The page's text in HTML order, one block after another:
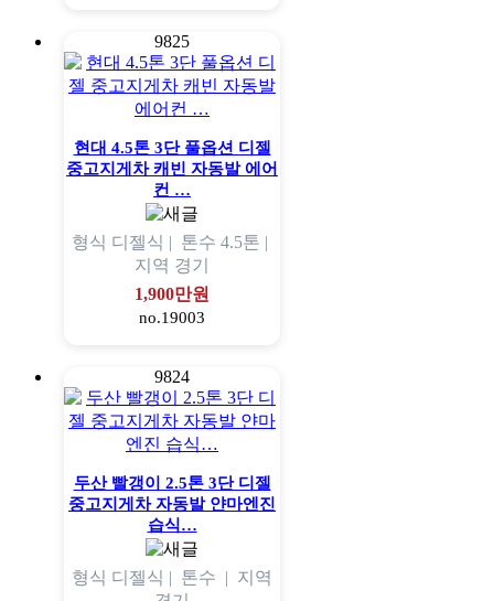
9825
현대 4.5톤 3단 풀옵션 디젤
중고지게차 캐빈 자동발 에어
컨 …
형식 디젤식 | 톤수 4.5톤 |
지역 경기
1,900만원
no.19003
9824
두산 빨갱이 2.5톤 3단 디젤
중고지게차 자동발 얀마엔진
습식…
형식 디젤식 | 톤수 | 지역